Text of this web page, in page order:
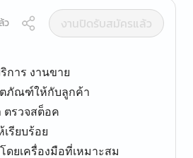
ว
งานปิดรับสมัครแล้ว
การ งานขาย
ภัณฑ์ให้กับลูกค้า
ตรวจสต็อค
เรียบร้อย
ดยเครื่องมือที่เหมาะสม